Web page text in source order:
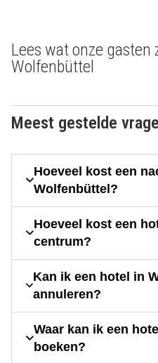
Lees wat onze gasten
Wolfenbüttel
Meest gestelde
Hoeveel kost een
Wolfenbüttel?
Hoeveel kost een
centrum?
Kan ik een hotel in
annuleren?
Waar kan ik een
boeken?